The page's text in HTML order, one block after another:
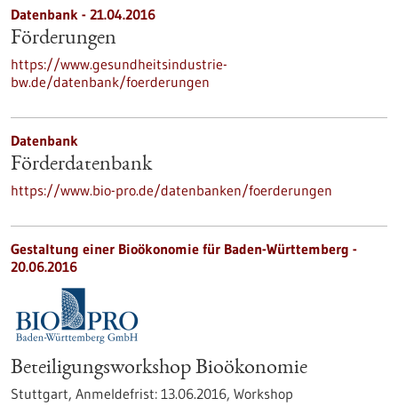
Datenbank - 21.04.2016
Förderungen
https://www.gesundheitsindustrie-
bw.de/datenbank/foerderungen
Datenbank
Förderdatenbank
https://www.bio-pro.de/datenbanken/foerderungen
Gestaltung einer Bioökonomie für Baden-Württemberg -
20.06.2016
Beteiligungsworkshop Bioökonomie
Stuttgart, Anmeldefrist: 13.06.2016, Workshop